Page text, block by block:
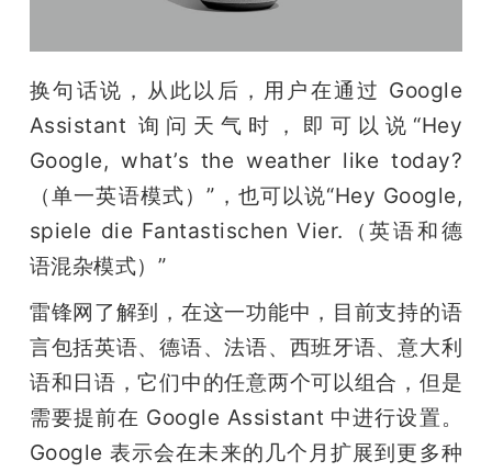
机
换句话说，从此以后，用户在通过 Google
Assistant 询问天气时，即可以说“Hey
Google, what’s the weather like today?
（单一英语模式）”，也可以说“Hey Google,
spiele die Fantastischen Vier.（英语和德
语混杂模式）”
雷锋网了解到，在这一功能中，目前支持的语
言包括英语、德语、法语、西班牙语、意大利
语和日语，它们中的任意两个可以组合，但是
需要提前在 Google Assistant 中进行设置。
Google 表示会在未来的几个月扩展到更多种